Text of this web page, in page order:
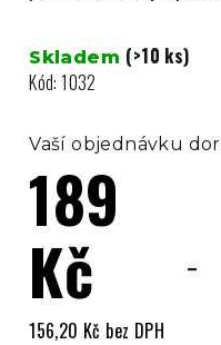
Skladem (>10 ks)
Kód: 1032
Vaší objednávku
189
Kč
156,20 Kč bez DPH
−